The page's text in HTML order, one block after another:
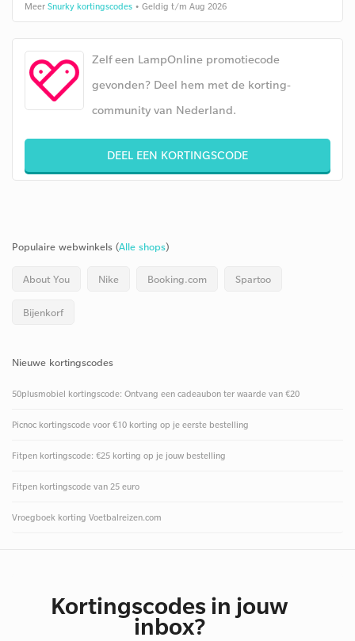
Meer Snurky kortingscodes • Geldig t/m Aug 2026
Zelf een LampOnline promotiecode
gevonden? Deel hem met de korting-
community van Nederland.
DEEL EEN KORTINGSCODE
Populaire webwinkels (Alle shops)
About You Nike Booking.com Spartoo
Bijenkorf
Nieuwe kortingscodes
50plusmobiel kortingscode: Ontvang een cadeaubon ter waarde van €20
Picnoc kortingscode voor €10 korting op je eerste bestelling
Fitpen kortingscode: €25 korting op je jouw bestelling
Fitpen kortingscode van 25 euro
Vroegboek korting Voetbalreizen.com
Kortingscodes in jouw
inbox?